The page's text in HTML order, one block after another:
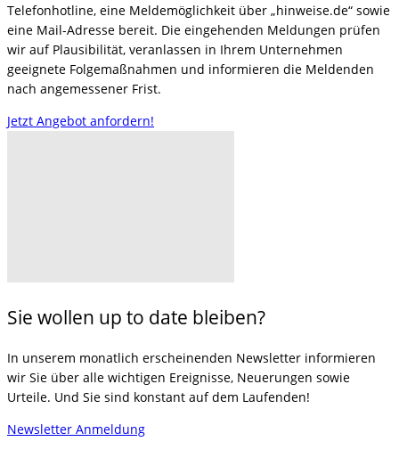
Telefonhotline, eine Meldemöglichkeit über „hinweise.de“ sowie
eine Mail-Adresse bereit. Die eingehenden Meldungen prüfen
wir auf Plausibilität, veranlassen in Ihrem Unternehmen
geeignete Folgemaßnahmen und informieren die Meldenden
nach angemessener Frist.
Jetzt Angebot anfordern!
Sie wollen up to date bleiben?
In unserem monatlich erscheinenden Newsletter informieren
wir Sie über alle wichtigen Ereignisse, Neuerungen sowie
Urteile. Und Sie sind konstant auf dem Laufenden!
Newsletter Anmeldung